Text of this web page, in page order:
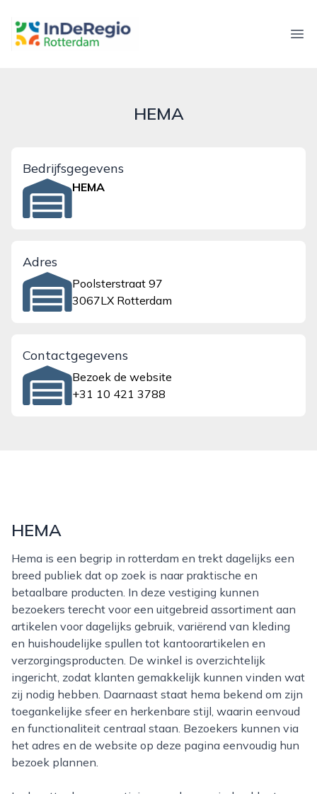
inderegiorotterdam.nl
HEMA
Bedrijfsgegevens
HEMA
Adres
Poolsterstraat 97
3067LX Rotterdam
Contactgegevens
Bezoek de website
+31 10 421 3788
HEMA
Hema is een begrip in rotterdam en trekt dagelijks een
breed publiek dat op zoek is naar praktische en
betaalbare producten. In deze vestiging kunnen
bezoekers terecht voor een uitgebreid assortiment aan
artikelen voor dagelijks gebruik, variërend van kleding
en huishoudelijke spullen tot kantoorartikelen en
verzorgingsproducten. De winkel is overzichtelijk
ingericht, zodat klanten gemakkelijk kunnen vinden wat
zij nodig hebben. Daarnaast staat hema bekend om zijn
toegankelijke sfeer en herkenbare stijl, waarin eenvoud
en functionaliteit centraal staan. Bezoekers kunnen via
het adres en de website op deze pagina eenvoudig hun
bezoek plannen.